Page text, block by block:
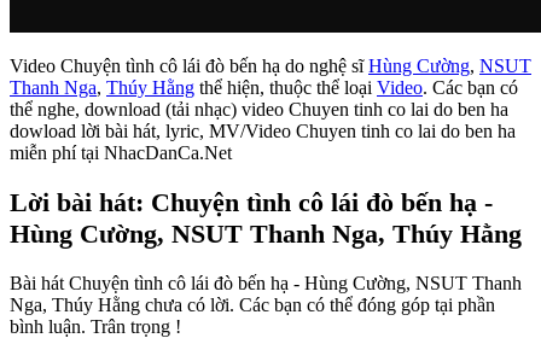
Video Chuyện tình cô lái đò bến hạ do nghệ sĩHùng Cường, NSUT
Thanh Nga, Thúy Hằng thể hiện, thuộc thể loại Video. Các bạn có
thể nghe, download (tải nhạc) video Chuyen tinh co lai do ben ha
dowload lời bài hát, lyric, MV/Video Chuyen tinh co lai do ben ha
miễn phí tại NhacDanCa.Net
Lời bài hát: Chuyện tình cô lái đò bến hạ -
Hùng Cường, NSUT Thanh Nga, Thúy Hằng
Bài hát Chuyện tình cô lái đò bến hạ - Hùng Cường, NSUT Thanh
Nga, Thúy Hằng chưa có lời. Các bạn có thể đóng góp tại phần
bình luận. Trân trọng !